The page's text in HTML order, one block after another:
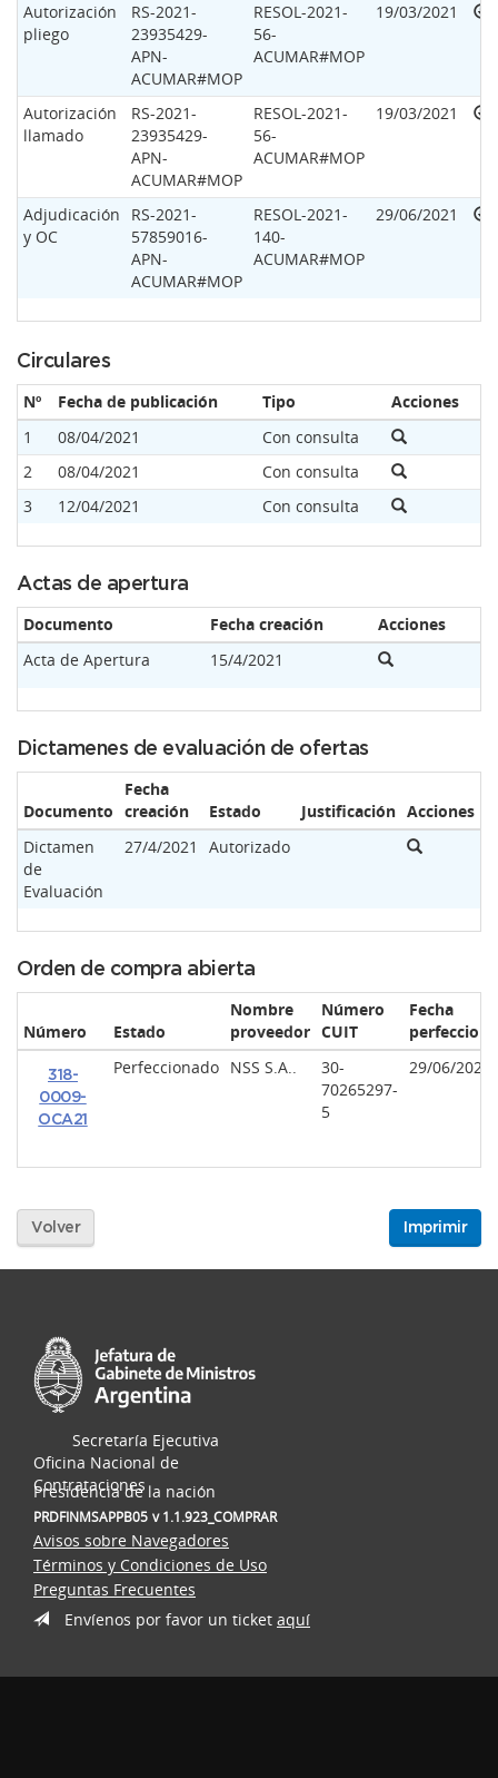
Autorización
pliego
RS-2021-
23935429-
APN-
ACUMAR#MOP
RESOL-2021-
56-
ACUMAR#MOP
19/03/2021
Autorización
llamado
RS-2021-
23935429-
APN-
ACUMAR#MOP
RESOL-2021-
56-
ACUMAR#MOP
19/03/2021
Adjudicación
y OC
RS-2021-
57859016-
APN-
ACUMAR#MOP
RESOL-2021-
140-
ACUMAR#MOP
29/06/2021
Circulares
Nº Fecha de publicación Tipo
Acciones
1
08/04/2021
Con consulta
2
08/04/2021
Con consulta
3
12/04/2021 Con consulta
Actas de apertura
Documento Fecha creación
Acciones
Acta de Apertura
15/4/2021
Dictamenes de evaluación de ofertas
Documento
Fecha
creación
Estado Justificación Acciones
Dictamen
de
Evaluación
27/4/2021 Autorizado
Orden de compra abierta
Número Estado
Nombre
proveedor
Número
CUIT
Fecha
318-
0009-
OCA21
Perfeccionado NSS S.A..
30-
70265297-
5
29/06/2021
Volver Imprimir
Secretaría Ejecutiva
Oficina Nacional de
Contrataciones
Presidencia de la nación
PRDFINMSAPPB05 v 1.1.923_COMPRAR
Avisos sobre Navegadores
Términos y Condiciones de Uso
Preguntas Frecuentes
Envíenos por favor un ticket aquí